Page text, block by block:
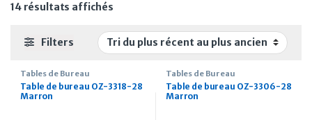
14 résultats affichés
Filters
Tables de Bureau
Table de bureau OZ-3318-28
Marron
Tables de Bureau
Table de bureau OZ-3306-28
Marron